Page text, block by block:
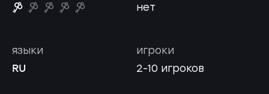
нет
игроки
2-10 игроков
языки
RU